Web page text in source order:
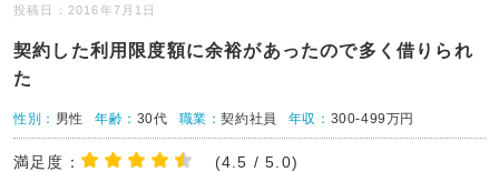
投稿日：2016年7月1日
契約した利用限度額に余裕があったので多く借りられ
た
性別： 男性 年齢： 30代 職業：契約社員 年収： 300-499万円
満足度： (4.5 / 5.0)